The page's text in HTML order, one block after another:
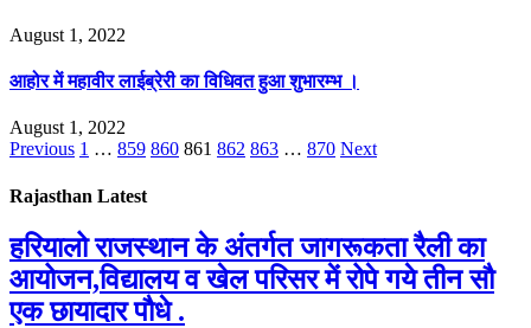
August 1, 2022
आहोर में महावीर लाईब्रेरी का विधिवत हुआ शुभारम्भ ।
August 1, 2022
Previous 1 … 859 860 861 862 863 … 870 Next
Rajasthan Latest
हरियालो राजस्थान के अंतर्गत जागरूकता रैली का
आयोजन,विद्यालय व खेल परिसर में रोपे गये तीन सौ
एक छायादार पौधे .